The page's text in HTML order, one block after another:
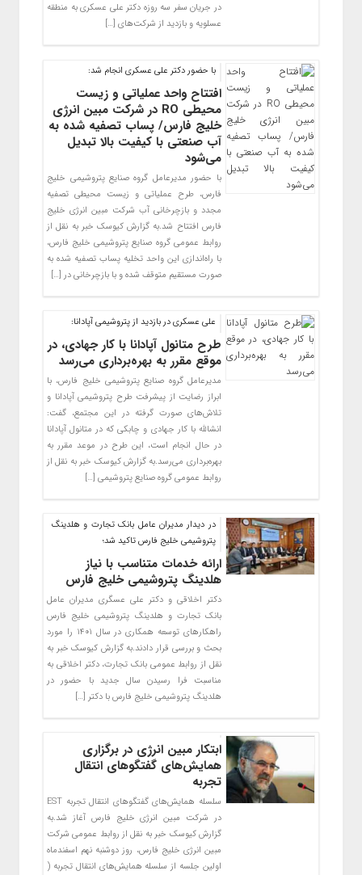
در جریان سفر سه روزه دکتر علی عسکری به منطقه
عسلویه و بازدید از شرکت‌های […]
با حضور دکتر علی عسکری انجام شد:
افتتاح واحد عملیاتی و زیست
محیطی RO در شرکت مبین انرژی
خلیج فارس/ پساب تصفیه شده به
آب صنعتی با کیفیت بالا تبدیل
می‌شود
با حضور مدیرعامل گروه صنایع پتروشیمی خلیج
فارس، طرح عملیاتی و زیست محیطی تصفیه
مجدد و بازچرخانی آب شرکت مبین انرژی خلیج
فارس افتتاح شد.به گزارش کیوسک خبر به نقل از
روابط عمومی گروه صنایع پتروشیمی خلیج فارس،
با راه‌اندازی این واحد تخلیه پساب تصفیه شده به
صورت مستقیم متوقف شده و با بازچرخانی در […]
علی عسکری در بازدید از پتروشیمی آپادانا:
طرح متانول آپادانا با کار جهادی، در
موقع مقرر به بهره‌برداری می‌رسد
مدیرعامل گروه صنایع پتروشیمی خلیج فارس، با
ابراز رضایت از پیشرفت طرح پتروشیمی آپادانا و
تلاش‌های صورت گرفته در این مجتمع، گفت:
انشالله با کار جهادی و چابکی که در متانول آپادانا
در حال انجام است، این طرح در موعد مقرر به
بهره‌برداری می‌رسد.به گزارش کیوسک خبر به نقل از
روابط عمومی گروه صنایع پتروشیمی […]
در دیدار مدیران عامل بانک تجارت و هلدینگ
پتروشیمی خلیج فارس تاکید شد؛
ارائه خدمات متناسب با نیاز
هلدینگ پتروشیمی خلیج فارس
دکتر اخلاقی و دکتر علی عسگری مدیران عامل
بانک تجارت و هلدینگ پتروشیمی خلیج فارس
راهکارهای توسعه همکاری در سال ۱۴۰۱ را مورد
بحث و بررسی قرار دادند.به گزارش کیوسک خبر به
نقل از روابط عمومی بانک تجارت، دکتر اخلاقی به
مناسبت فرا رسیدن سال جدید با حضور در
هلدینگ پتروشیمی خلیج فارس با دکتر […]
ابتکار مبین انرژی در برگزاری
همایش‌های گفتگوهای انتقال
تجربه
سلسله همایش‌های گفتگوهای انتقال تجربه EST
در شرکت مبین انرژی خلیج فارس آغاز شد.به
گزارش کیوسک خبر به نقل از روابط عمومی شرکت
مبین انرژی خلیج فارس، روز دوشنبه نهم اسفندماه
اولین جلسه از سلسله همایش‌های انتقال تجربه (